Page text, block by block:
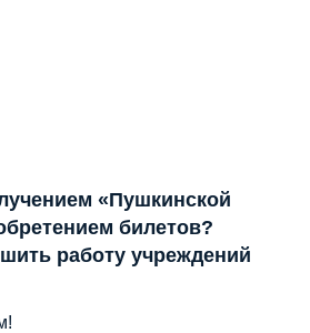
«Пушкинской
билетов?
работу учреждений